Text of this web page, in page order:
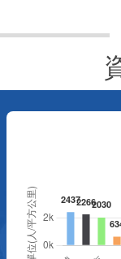
點。苗栗縣
萬元開辦費
加健康、長壽。 坐落於苗栗市維祥